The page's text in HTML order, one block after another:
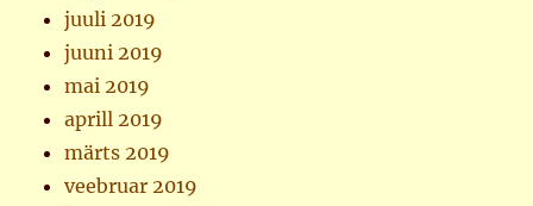
juuli 2019
juuni 2019
mai 2019
aprill 2019
märts 2019
veebruar 2019